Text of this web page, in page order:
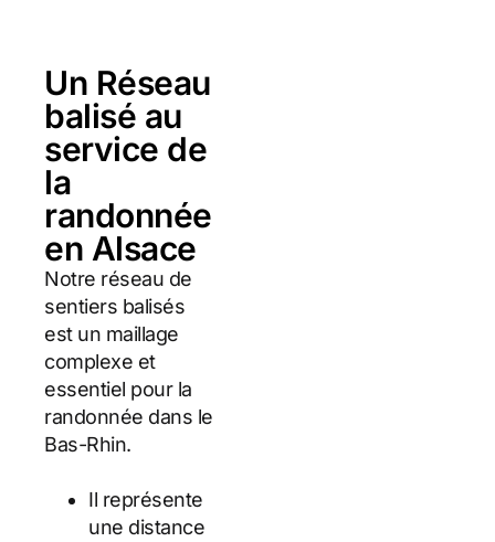
Un Réseau
balisé au
service de
la
randonnée
en Alsace
Notre réseau de
sentiers balisés
est un maillage
complexe et
essentiel pour la
randonnée dans le
Bas-Rhin.
Il représente
une distance